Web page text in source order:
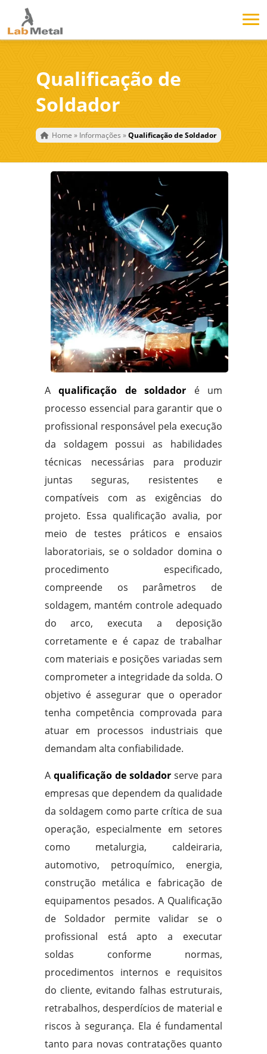
Qualificação de
Soldador
Home » Informações »Qualificação de Soldador
Aqualificação de soldador é um
processo essencial para garantir que o
profissional responsável pela execução
da soldagem possui as habilidades
técnicas necessárias para produzir
juntas seguras, resistentes e
compatíveis com as exigências do
projeto. Essa qualificação avalia, por
meio de testes práticos e ensaios
laboratoriais, se o soldador domina o
procedimento especificado,
compreende os parâmetros de
soldagem, mantém controle adequado
do arco, executa a deposição
corretamente e é capaz de trabalhar
com materiais e posições variadas sem
comprometer a integridade da solda. O
objetivo é assegurar que o operador
tenha competência comprovada para
atuar em processos industriais que
demandam alta confiabilidade.
A qualificação de soldador serve para
empresas que dependem da qualidade
da soldagem como parte crítica de sua
operação, especialmente em setores
como metalurgia, caldeiraria,
automotivo, petroquímico, energia,
construção metálica e fabricação de
equipamentos pesados. A Qualificação
de Soldador permite validar se o
profissional está apto a executar
soldas conforme normas,
procedimentos internos e requisitos
do cliente, evitando falhas estruturais,
retrabalhos, desperdícios de material e
riscos à segurança. Ela é fundamental
tanto para novas contratações quanto